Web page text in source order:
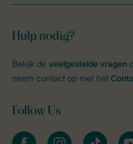
Hulp nodig?
Bekijk de veelgestelde vragen
neem contact op met het
Follow Us
facebookinstagramtiktok